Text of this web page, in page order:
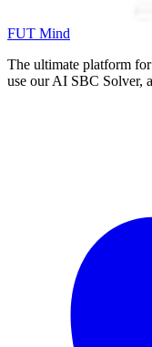
FUT Mind
The ultimate platform
use our AI SBC Solver,